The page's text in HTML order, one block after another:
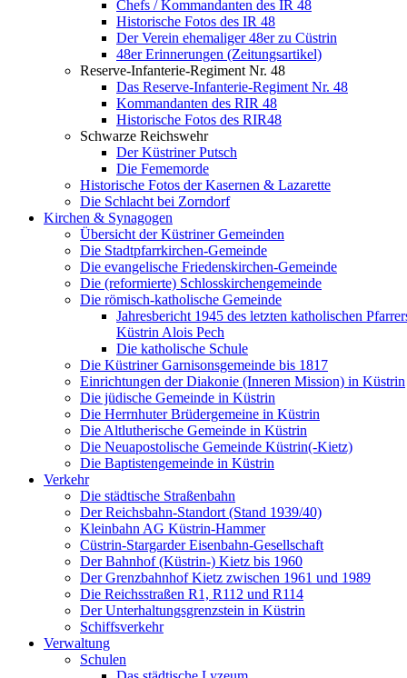
Chefs / Kommandanten des IR 48
Historische Fotos des IR 48
Der Verein ehemaliger 48er zu Cüstrin
48er Erinnerungen (Zeitungsartikel)
Reserve-Infanterie-Regiment Nr. 48
Das Reserve-Infanterie-Regiment Nr. 48
Kommandanten des RIR 48
Historische Fotos des RIR48
Schwarze Reichswehr
Der Küstriner Putsch
Die Fememorde
Historische Fotos der Kasernen & Lazarette
Die Schlacht bei Zorndorf
Kirchen & Synagogen
Übersicht der Küstriner Gemeinden
Die Stadtpfarrkirchen-Gemeinde
Die evangelische Friedenskirchen-Gemeinde
Die (reformierte) Schlosskirchengemeinde
Die römisch-katholische Gemeinde
Jahresbericht 1945 des letzten katholischen
Küstrin Alois Pech
Die katholische Schule
Die Küstriner Garnisonsgemeinde bis 1817
Einrichtungen der Diakonie (Inneren Mission) in Küstrin
Die jüdische Gemeinde in Küstrin
Die Herrnhuter Brüdergemeine in Küstrin
Die Altlutherische Gemeinde in Küstrin
Die Neuapostolische Gemeinde Küstrin(-Kietz)
Die Baptistengemeinde in Küstrin
Verkehr
Die städtische Straßenbahn
Der Reichsbahn-Standort (Stand 1939/40)
Kleinbahn AG Küstrin-Hammer
Cüstrin-Stargarder Eisenbahn-Gesellschaft
Der Bahnhof (Küstrin-) Kietz bis 1960
Der Grenzbahnhof Kietz zwischen 1961 und 1989
Die Reichsstraßen R1, R112 und R114
Der Unterhaltungsgrenzstein in Küstrin
Schiffsverkehr
Verwaltung
Schulen